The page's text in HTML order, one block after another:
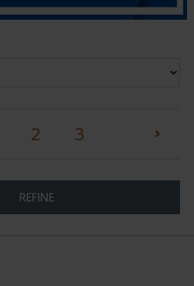
(current)
2 3
REFINE